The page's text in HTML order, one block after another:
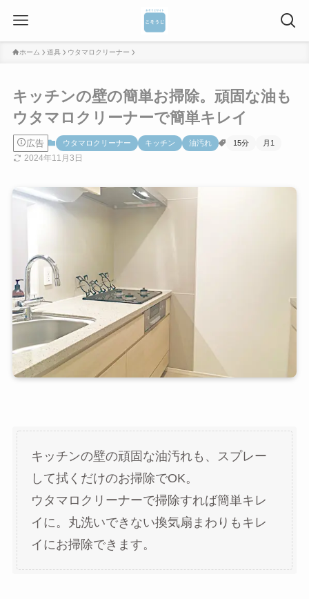
ホーム 道具 ウタマロクリーナー
キッチンの壁の簡単お掃除。頑固な油も
ウタマロクリーナーで簡単キレイ
広告 ウタマロクリーナー キッチン 油汚れ 15分 月1
2024年11月3日
キッチンの壁の頑固な油汚れも、スプレー
して拭くだけのお掃除でOK。
ウタマロクリーナーで掃除すれば簡単キレ
イに。丸洗いできない換気扇まわりもキレ
イにお掃除できます。